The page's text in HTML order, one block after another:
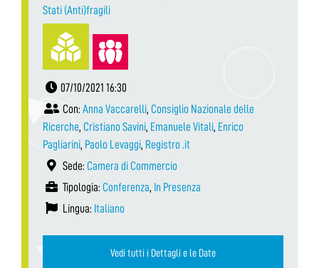
Stati (Anti)fragili
07/10/2021 16:30
Con: Anna Vaccarelli, Consiglio Nazionale delle
Ricerche, Cristiano Savini, Emanuele Vitali, Enrico
Pagliarini, Paolo Levaggi, Registro .it
Sede: Camera di Commercio
Tipologia: Conferenza, In Presenza
Lingua: Italiano
Vedi tutti i Dettagli e le Date